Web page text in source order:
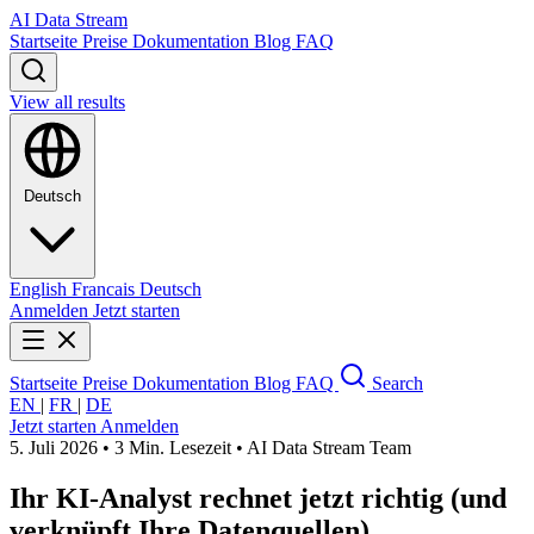
AI Data Stream
Startseite Preise Dokumentation Blog FAQ
View all results
Deutsch
English Francais Deutsch
Anmelden Jetzt starten
Startseite Preise Dokumentation Blog FAQ
Search
EN | FR | DE
Jetzt starten Anmelden
5. Juli 2026 • 3 Min. Lesezeit • AI Data Stream Team
Ihr KI-Analyst rechnet jetzt richtig (und